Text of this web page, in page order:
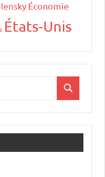
Économie
États-Unis